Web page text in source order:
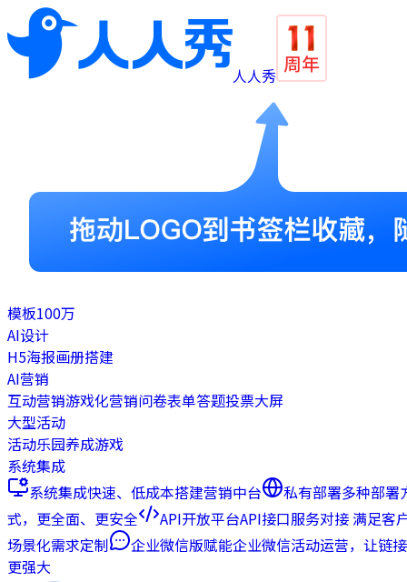
人人秀
模板100万
AI设计
H5海报画册搭建
AI营销
互动营销游戏化营销问卷表单答题投票大屏
大型活动
活动乐园养成游戏
系统集成
系统集成快速、低成本搭建营销中台 私有部署多种部署
式，更全面、更安全
API开放平台API接口服务对接 满足客
场景化需求定制
企业微信版赋能企业微信活动运营，让链接
更强大